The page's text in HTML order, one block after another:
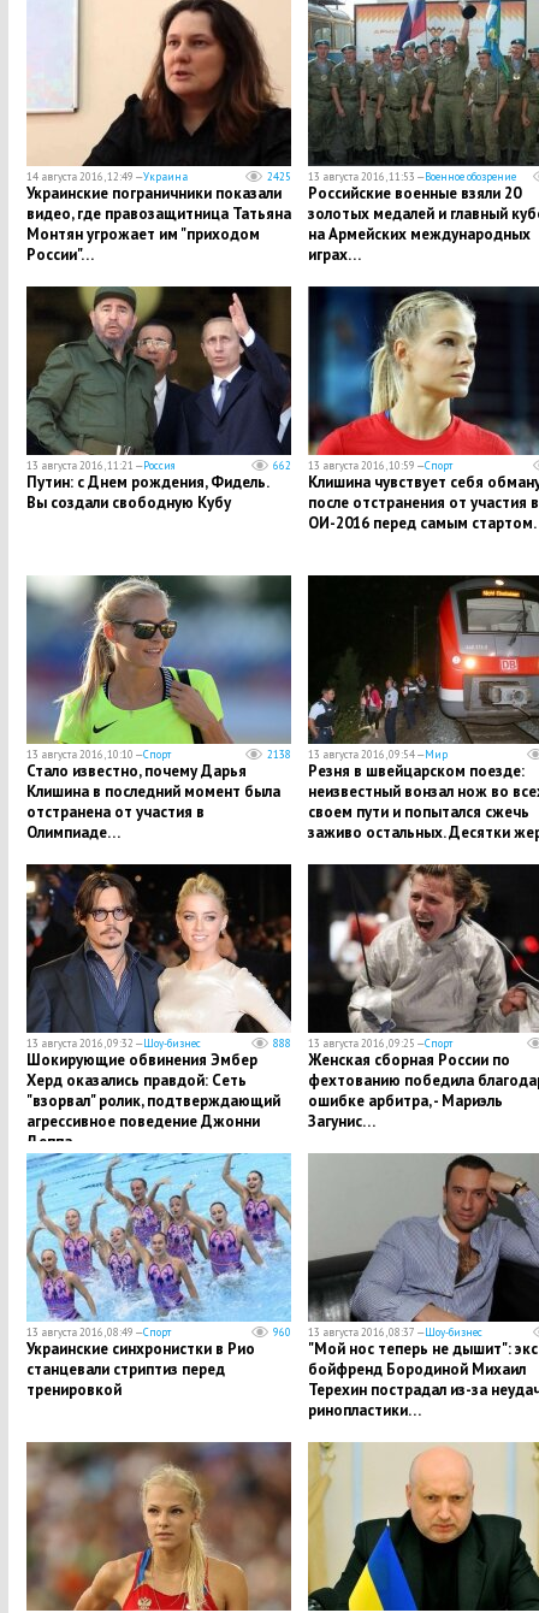
14 августа 2016, 12:49 —Украина 2425
Украинские пограничники показали
видео, где правозащитница Татьяна
Монтян угрожает им "приходом
России"…
13 августа 2016, 11:53 —Военное обозрение
Российские военные взяли 20
золотых медалей и главный
на Армейских международных
играх…
13 августа 2016, 11:21 —Россия 662
Путин: с Днем рождения, Фидель.
Вы создали свободную Кубу
13 августа 2016, 10:59 —Спорт
Клишина чувствует себя
после отстранения от участия в
ОИ-2016 перед самым
13 августа 2016, 10:10 —Спорт 2138
Стало известно, почему Дарья
Клишина в последний момент была
отстранена от участия в
Олимпиаде…
13 августа 2016, 09:54 —Мир
Резня в швейцарском поезде:
неизвестный вонзал нож во
своем пути и попытался сжечь
заживо остальных. Десятки
13 августа 2016, 09:32 —Шоу-бизнес 888
Шокирующие обвинения Эмбер
Херд оказались правдой: Сеть
"взорвал" ролик, подтверждающий
агрессивное поведение Джонни
Деппа…
13 августа 2016, 09:25 —Спорт
Женская сборная России по
фехтованию победила
ошибке арбитра, - Мариэль
Загунис…
13 августа 2016, 08:49 —Спорт 960
Украинские синхронистки в Рио
станцевали стриптиз перед
тренировкой
13 августа 2016, 08:37 —Шоу-бизнес
"Мой нос теперь не дышит":
бойфренд Бородиной Михаил
Терехин пострадал из-за
ринопластики…